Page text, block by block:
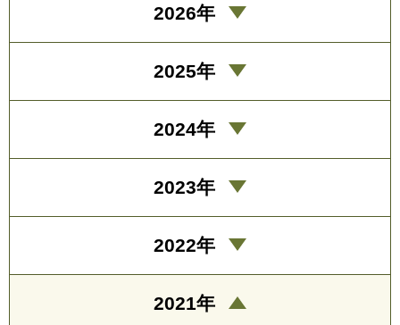
2026年
2025年
2024年
2023年
2022年
2021年